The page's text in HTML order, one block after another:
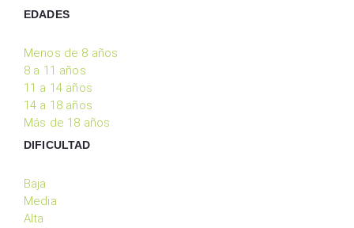
EDADES
Menos de 8 años
8 a 11 años
11 a 14 años
14 a 18 años
Más de 18 años
DIFICULTAD
Baja
Media
Alta